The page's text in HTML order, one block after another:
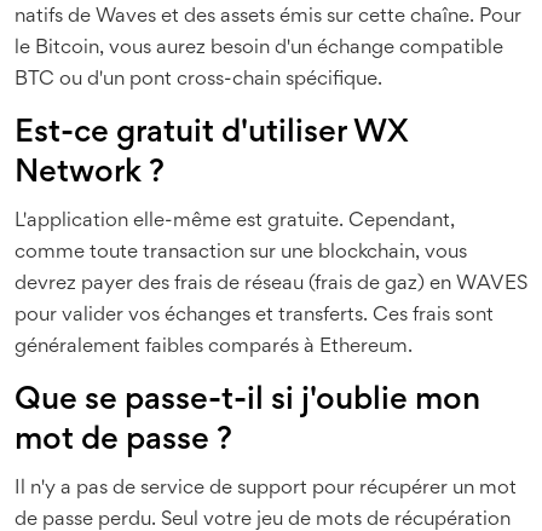
natifs de Waves et des assets émis sur cette chaîne. Pour
le Bitcoin, vous aurez besoin d'un échange compatible
BTC ou d'un pont cross-chain spécifique.
Est-ce gratuit d'utiliser WX
Network ?
L'application elle-même est gratuite. Cependant,
comme toute transaction sur une blockchain, vous
devrez payer des frais de réseau (frais de gaz) en WAVES
pour valider vos échanges et transferts. Ces frais sont
généralement faibles comparés à Ethereum.
Que se passe-t-il si j'oublie mon
mot de passe ?
Il n'y a pas de service de support pour récupérer un mot
de passe perdu. Seul votre jeu de mots de récupération